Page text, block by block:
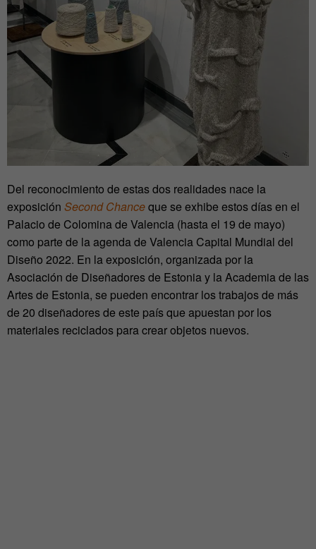
Del reconocimiento de estas dos realidades nace la
exposición Second Chanceque se exhibe estos días en el
Palacio de Colomina de Valencia (hasta el 19 de mayo)
como parte de la agenda de Valencia Capital Mundial del
Diseño 2022. En la exposición, organizada por la
Asociación de Diseñadores de Estonia y la Academia de las
Artes de Estonia, se pueden encontrar los trabajos de más
de 20 diseñadores de este país que apuestan por los
materiales reciclados para crear objetos nuevos.